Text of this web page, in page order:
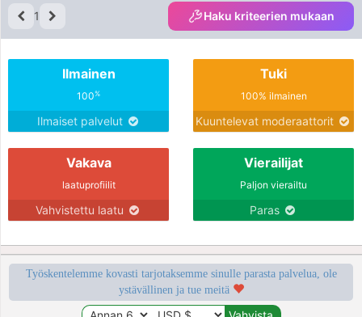
1 Haku kriteerien mukaan
Ilmainen
100%
Ilmaiset palvelut
Tuki
100% ilmainen
Kuuntelevat moderaattorit
Vakava
laatuprofiilit
Vahvistettu laatu
Vierailijat
Paljon vierailtu
Paras
Työskentelemme kovasti tarjotaksemme sinulle parasta palvelua, ole
ystävällinen ja tue meitä